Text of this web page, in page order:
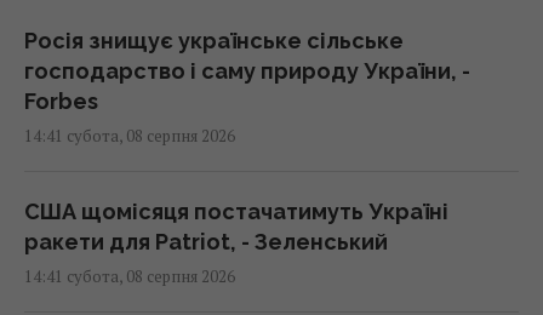
Росія знищує українське сільське
господарство і саму природу України, -
Forbes
14:41 субота, 08 серпня 2026
США щомісяця постачатимуть Україні
ракети для Patriot, - Зеленський
14:41 субота, 08 серпня 2026